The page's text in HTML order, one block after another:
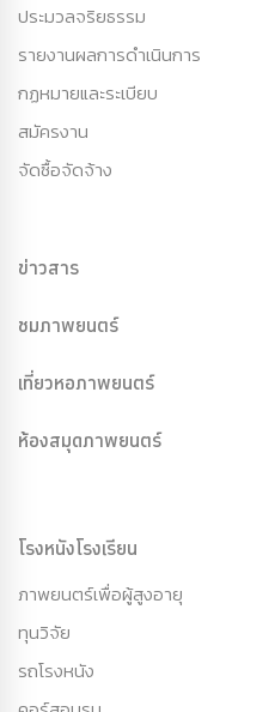
ประมวลจริยธรรม
รายงานผลการดำเนินการ
กฏหมายและระเบียบ
สมัครงาน
จัดซื้อจัดจ้าง
ข่าวสาร
ชมภาพยนตร์
เที่ยวหอภาพยนตร์
ห้องสมุดภาพยนตร์
โรงหนังโรงเรียน
ภาพยนตร์เพื่อผู้สูงอายุ
ทุนวิจัย
รถโรงหนัง